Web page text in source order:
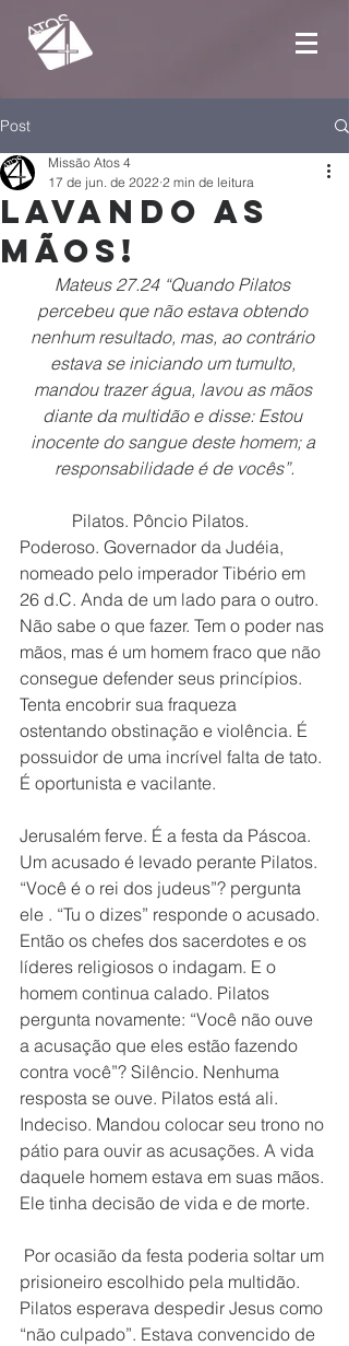
Post
Lavando as
mãos!
Missão Atos 4
17 de jun. de 2022 2 min de leitura
Mateus 27.24 “Quando Pilatos
percebeu que não estava obtendo
nenhum resultado, mas, ao contrário
estava se iniciando um tumulto,
mandou trazer água, lavou as mãos
diante da multidão e disse: Estou
inocente do sangue deste homem; a
responsabilidade é de vocês”.
Poderoso. Governador da Judéia,
nomeado pelo imperador Tibério em
26 d.C. Anda de um lado para o outro.
Não sabe o que fazer. Tem o poder nas
mãos, mas é um homem fraco que não
consegue defender seus princípios.
Tenta encobrir sua fraqueza
ostentando obstinação e violência. É
possuidor de uma incrível falta de tato.
É oportunista e vacilante.
Jerusalém ferve. É a festa da Páscoa.
Um acusado é levado perante Pilatos.
“Você é o rei dos judeus”? pergunta
ele . “Tu o dizes” responde o acusado.
Então os chefes dos sacerdotes e os
líderes religiosos o indagam. E o
homem continua calado. Pilatos
pergunta novamente: “Você não ouve
a acusação que eles estão fazendo
contra você”? Silêncio. Nenhuma
resposta se ouve. Pilatos está ali.
Indeciso. Mandou colocar seu trono no
pátio para ouvir as acusações. A vida
daquele homem estava em suas mãos.
Ele tinha decisão de vida e de morte.
prisioneiro escolhido pela multidão.
Pilatos esperava despedir Jesus como
“não culpado”. Estava convencido de